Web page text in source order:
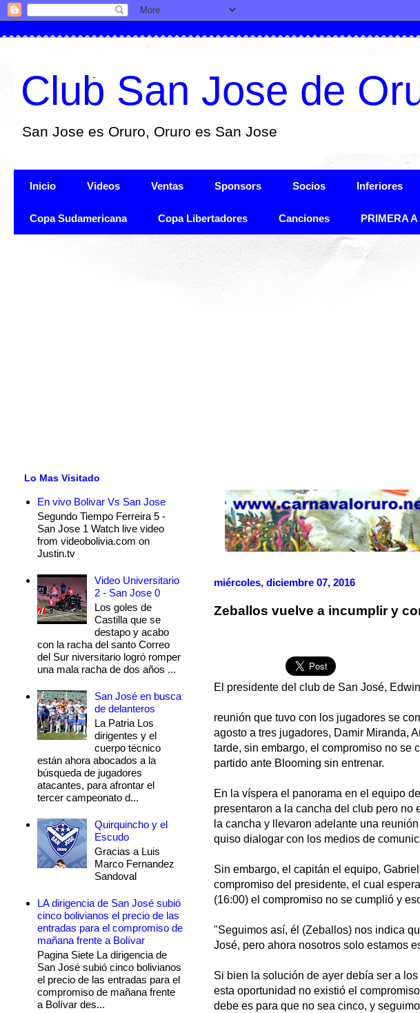
Club San Jose de
San Jose es Oruro, Oruro es San Jose
Inicio Videos Ventas Sponsors Socios Inferiores
Copa Sudamericana Copa Libertadores Canciones PRIMERA A
miércoles, diciembre 07, 2016
Zeballos vuelve a incumplir y
El presidente del club de San José,
reunión que tuvo con los jugadores se
agosto a tres jugadores, Damir Miranda,
tarde, sin embargo, el compromiso no se
partido ante Blooming sin entrenar.
En la víspera el panorama en el equipo
presentaron a la cancha del club pero no
la cancha y llevaron adelante una
quiso dialogar con los medios de
Sin embargo, el capitán el equipo,
compromiso del presidente, el cual
(16:00) el compromiso no se cumplió y
"Seguimos así, él (Zeballos) nos indica
José, pero ahora nosotros solo estamos
Si bien la solución de ayer debía ser a
esta oportunidad no existió el
debe es para que no sea cinco, y
Lo Mas Visitado
En vivo Bolivar Vs San Jose
Segundo Tiempo Ferreira 5 -
San Jose 1 Watch live video
from videobolivia.com on
Justin.tv
Video Universitario
2 - San Jose 0
Los goles de
Castilla que se
destapo y acabo
con la racha del santo Correo
del Sur niversitario logró romper
una mala racha de dos años ...
San José en busca
de delanteros
La Patria Los
dirigentes y el
cuerpo técnico
están ahora abocados a la
búsqueda de jugadores
atacantes, para afrontar el
tercer campeonato d...
Quirquincho y el
Escudo
Gracias a Luis
Marco Fernandez
Sandoval
LA dirigencia de San José subió
cinco bolivianos el precio de las
entradas para el compromiso de
mañana frente a Bolívar
Pagina Siete La dirigencia de
San José subió cinco bolivianos
el precio de las entradas para el
compromiso de mañana frente
a Bolívar des...